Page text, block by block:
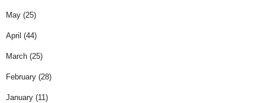
May (25)
April (44)
March (25)
February (28)
January (11)